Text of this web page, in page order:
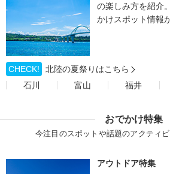
の楽しみ方を紹介
かけスポット情報
CHECK!
北陸の夏祭りはこちら
石川
富山 福井
おでかけ特集
今注目のスポットや話題のアクティ
アウトドア特集